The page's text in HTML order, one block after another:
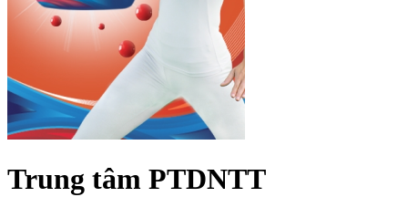
Trung tâm PTDNTT